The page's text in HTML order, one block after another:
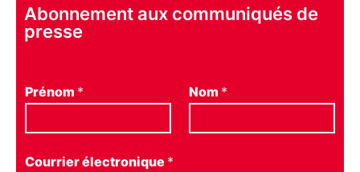
Abonnement aux communiqués de
presse
Prénom * Nom *
Courrier électronique *